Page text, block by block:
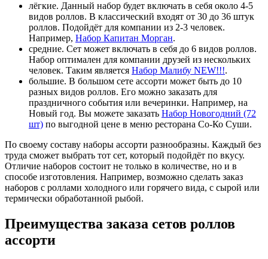
лёгкие. Данный набор будет включать в себя около 4-5
видов роллов. В классический входят от 30 до 36 штук
роллов. Подойдёт для компании из 2-3 человек.
Например, Набор Капитан Морган.
средние. Сет может включать в себя до 6 видов роллов.
Набор оптимален для компании друзей из нескольких
человек. Таким является Набор Малибу NEW!!!.
большие. В большом сете ассорти может быть до 10
разных видов роллов. Его можно заказать для
праздничного события или вечеринки. Например, на
Новый год. Вы можете заказать Набор Новогодний (72
шт) по выгодной цене в меню ресторана Со-Ко Суши.
По своему составу наборы ассорти разнообразны. Каждый без
труда сможет выбрать тот сет, который подойдёт по вкусу.
Отличие наборов состоит не только в количестве, но и в
способе изготовления. Например, возможно сделать заказ
наборов с роллами холодного или горячего вида, с сырой или
термически обработанной рыбой.
Преимущества заказа сетов роллов
ассорти